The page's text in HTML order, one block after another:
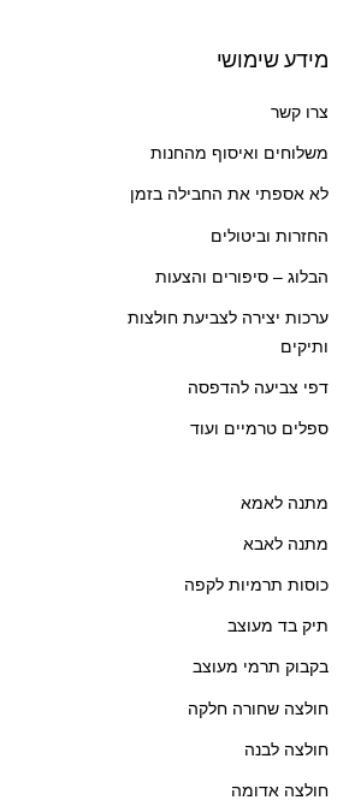
מידע שימושי
צרו קשר
משלוחים ואיסוף מהחנות
לא אספתי את החבילה בזמן
החזרות וביטולים
הבלוג – סיפורים והצעות
ערכות יצירה לצביעת חולצות
ותיקים
דפי צביעה להדפסה
ספלים טרמיים ועוד
מתנה לאמא
מתנה לאבא
כוסות תרמיות לקפה
תיק בד מעוצב
בקבוק תרמי מעוצב
חולצה שחורה חלקה
חולצה לבנה
חולצה אדומה